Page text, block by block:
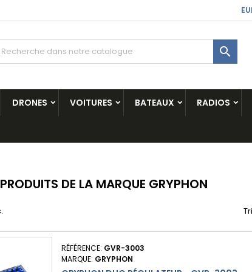

DRONES VOITURES BATEAUX RADIOS
DE LA MARQUE GRYPHON
RÉFÉRENCE: GVR-3003
MARQUE: GRYPHON